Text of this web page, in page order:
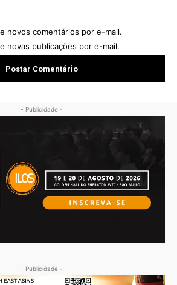
novos comentários por e-mail.
novas publicações por e-mail.
- Publicidade -
- Publicidade -